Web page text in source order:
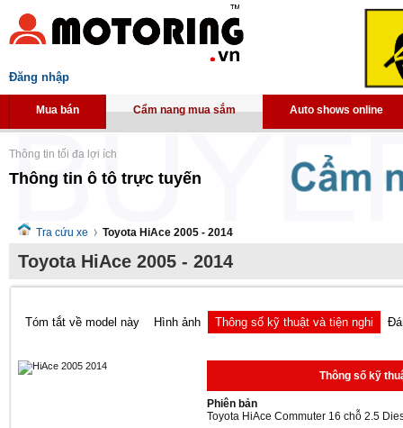
Đăng nhập
Mua bán Cẩm nang mua sắm Auto shows online
Thông tin tối đa lợi ích
Thông tin ô tô trực tuyến
Tra cứu xe Toyota HiAce 2005 - 2014
Toyota HiAce 2005 - 2014
Tóm tắt về model này Hình ảnh Thông số kỹ thuật và tiện nghi
Thông số kỹ
Phiên bản
Toyota HiAce Commuter 16 chỗ 2.5